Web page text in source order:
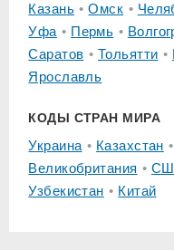
Казань
Омск
Уфа
Пермь
Саратов
Тольятти
Ярославль
КОДЫ СТРАН МИРА
Украина Казахстан
Великобритания
Узбекистан
Китай